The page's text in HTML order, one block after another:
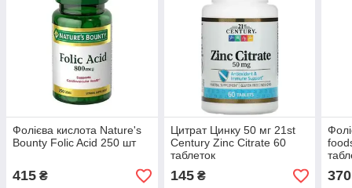
Фолієва кислота Nature's
Bounty Folic Acid 250 шт
415 ₴
Цитрат Цинку 50 мг 21st
Century Zinc Citrate 60
таблеток
145₴ 370